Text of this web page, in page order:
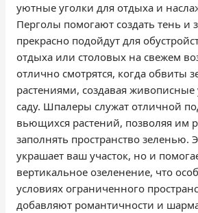
уютные уголки для отдыха и
Перголы помогают создать тень и
прекрасно подойдут для
отдыха или столовых на свежем
отлично смотрятся, когда обвиты
растениями, создавая
саду. Шпалеры служат отличной
вьющихся растений, позволяя им
заполнять пространство зеленью.
украшает ваш участок, но и
вертикальное озеленение, что
условиях ограниченного
добавляют романтичности и